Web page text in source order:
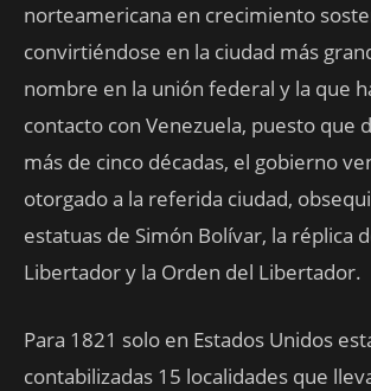
norteamericana en crecimiento
convirtiéndose en la ciudad más
nombre en la unión federal y la que
contacto con Venezuela, puesto que
más de cinco décadas, el gobierno
otorgado a la referida ciudad,
estatuas de Simón Bolívar, la réplica
Libertador y la Orden del Libertador.
Para 1821 solo en Estados Unidos
contabilizadas 15 localidades que